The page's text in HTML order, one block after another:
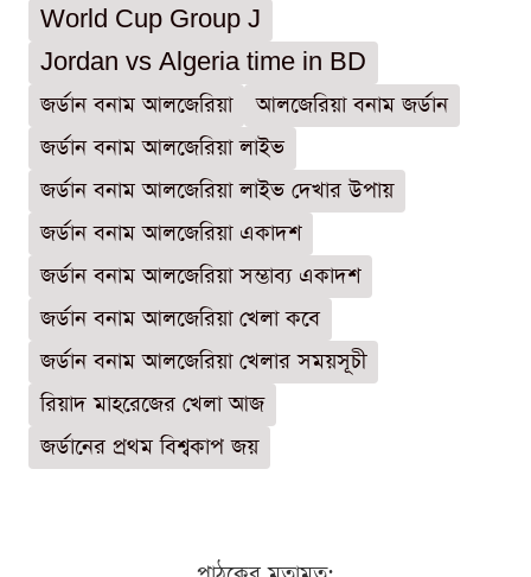
World Cup Group J
Jordan vs Algeria time in BD
জর্ডান বনাম আলজেরিয়া
আলজেরিয়া বনাম জর্ডান
জর্ডান বনাম আলজেরিয়া লাইভ
জর্ডান বনাম আলজেরিয়া লাইভ দেখার উপায়
জর্ডান বনাম আলজেরিয়া একাদশ
জর্ডান বনাম আলজেরিয়া সম্ভাব্য একাদশ
জর্ডান বনাম আলজেরিয়া খেলা কবে
জর্ডান বনাম আলজেরিয়া খেলার সময়সূচী
রিয়াদ মাহরেজের খেলা আজ
জর্ডানের প্রথম বিশ্বকাপ জয়